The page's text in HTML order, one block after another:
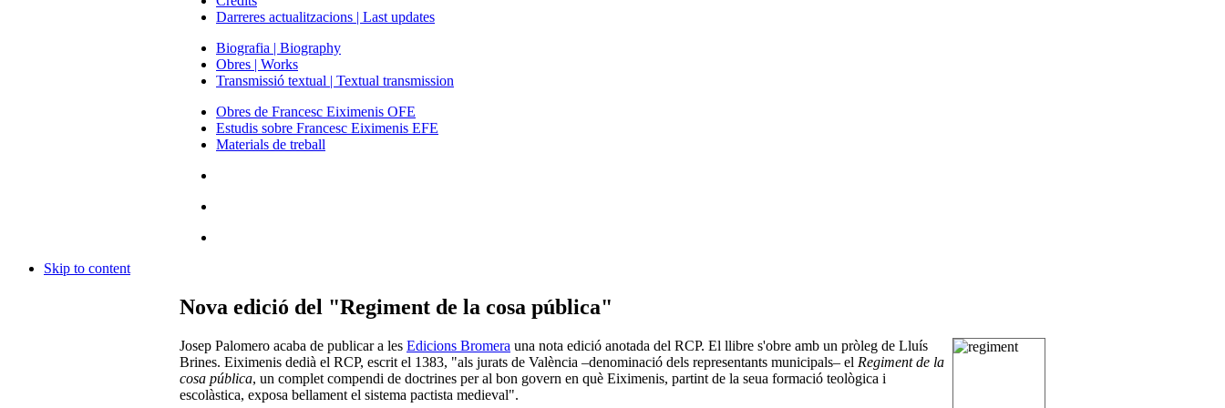
Darreres actualitzacions | Last updates
Biografia | Biography
Obres | Works
Transmissió textual | Textual transmission
Obres de Francesc Eiximenis OFE
Estudis sobre Francesc Eiximenis EFE
Materials de treball
Skip to content
Nova edició del "Regiment de la cosa pública"
Josep Palomero acaba de publicar a les Edicions Bromera una nota edició anotada del RCP. El llibre s'obre amb un pròleg de Lluís
Brines. Eiximenis dedià el RCP, escrit el 1383, "als jurats de València –denominació dels representants municipals– el Regiment de la
cosa pública, un complet compendi de doctrines per al bon govern en què Eiximenis, partint de la seua formació teològica i
escolàstica, exposa bellament el sistema pactista medieval".